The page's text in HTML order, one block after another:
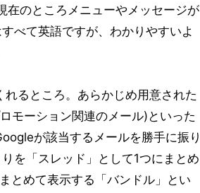
のところメニューやメッセージが
べて英語ですが、わかりやすいよ
るところ。あらかじめ用意された
モーション関連のメール)といった
が該当するメールを勝手に振り
を「スレッド」として1つにまとめ
とめて表示する「バンドル」とい